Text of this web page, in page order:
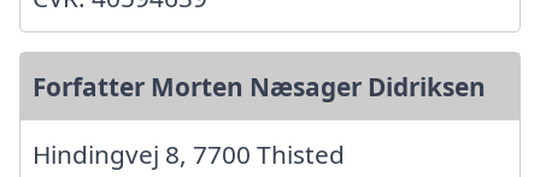
Forfatter Morten Næsager Didriksen
Hindingvej 8, 7700 Thisted